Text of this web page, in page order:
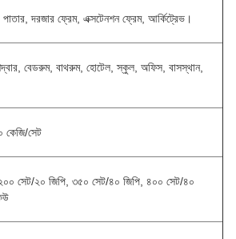
পাতার, দরজার ফ্রেম, এক্সটেনশন ফ্রেম, আর্কিট্রেভ।
বেডরুম, বাথরুম, হোটেল, স্কুল, অফিস, বাসস্থান,
কেজি/সেট
সেট/২০ জিপি, ৩৫০ সেট/৪০ জিপি, ৪০০ সেট/৪০